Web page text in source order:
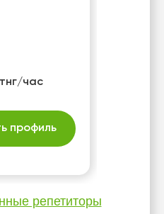
час
профиль
репетиторы